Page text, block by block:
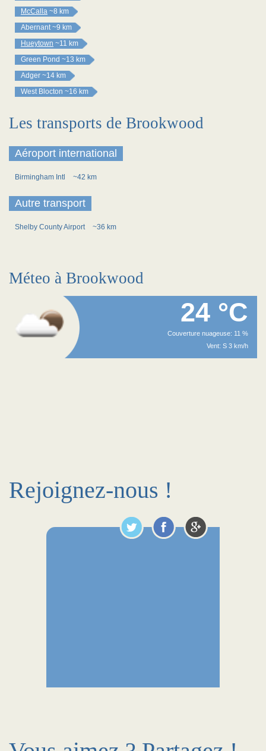
McCalla ~8 km
Abernant ~9 km
Hueytown ~11 km
Green Pond ~13 km
Adger ~14 km
West Blocton ~16 km
Les transports de Brookwood
Aéroport international
Birmingham Intl ~42 km
Autre transport
Shelby County Airport ~36 km
Méteo à Brookwood
24 °C
Couverture nuageuse: 11 %
Vent: S 3 km/h
Rejoignez-nous !